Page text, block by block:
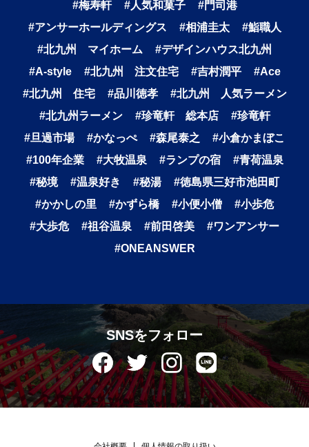
#梅寿軒
#人気和菓子
#門司港
#アンサーホールディングス
#相浦圭太
#鮨職人
#北九州 マイホーム
#デザインハウス北九州
#A-style
#北九州 注文住宅 #吉村潤平
#Ace
#北九州 住宅
#品川徳孝
#北九州 人気ラーメン
#北九州ラーメン
#珍竜軒 総本店
#珍竜軒
#旦過市場
#かなっぺ #森尾泰之
#小倉かまぼこ
#100年企業
#大牧温泉 #ランプの宿
#青荷温泉
#秘境
#温泉好き #秘湯
#徳島県三好市池田町
#かかしの里
#かずら橋 #小便小僧
#小歩危
#大歩危
#祖谷温泉 #前田啓美
#ワンアンサー
#ONEANSWER
SNSをフォロー